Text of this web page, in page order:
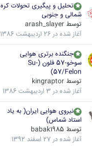
تحلیل و پیگیری تحولات کره
شمالی و جنوبی
توسط arash_slayer
آغاز شده در 26 اردیبهشت 1386
جنگنده برتری هوایی
سوخو-57 فلون (Su-
57/Felon)
توسط kingraptor
آغاز شده در 3 اردیبهشت 1386
نیروی هوایی ایران( به یاد
استاد شماس)
توسط babak1985
آغاز شده در 27 اسفند 1392